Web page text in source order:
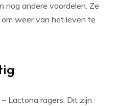
nog andere voordelen. Ze
om weer van het leven te
Lactona ragers. Dit zijn